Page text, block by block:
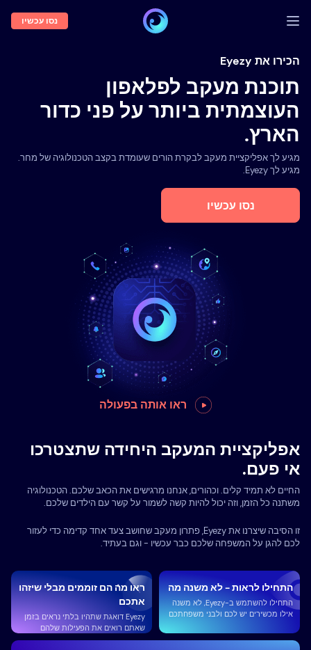
התחברות
הדגמה
תכונות
אודותנו
בלוג
נסו עכשיו
הכירו את Eyezy
תוכנת מעקב לפלאפון
העוצמתית ביותר על פני כדור
הארץ.
מגיע לך אפליקציית מעקב לבקרת הורים שעומדת בקצב הטכנולוגיה של מחר.
מגיע לך Eyezy.
נסו עכשיו
ראו אותה בפעולה
אפליקציית המעקב היחידה שתצטרכו
אי פעם.
החיים לא תמיד קלים. וכהורים, אנחנו מרגישים את הכאב שלכם. הטכנולוגיה
משתנה כל הזמן, וזה יכול להיות קשה לשמור על קשר עם הילדים שלכם.
זו הסיבה שיצרנו את Eyezy, פתרון מעקב שחושב צעד אחד קדימה כדי לעזור
לכם להגן על המשפחה שלכם כבר עכשיו - וגם בעתיד.
התחילו לראות - לא משנה מה
התחילו להשתמש ב-Eyezy, לא משנה
אילו מכשירים יש לכם ולבני משפחתכם
ראו מה הם זוממים מבלי שיזהו
אתכם
Eyezy דואגת שתהיו בלתי נראים בזמן
שאתם רואים את הפעילות שלהם